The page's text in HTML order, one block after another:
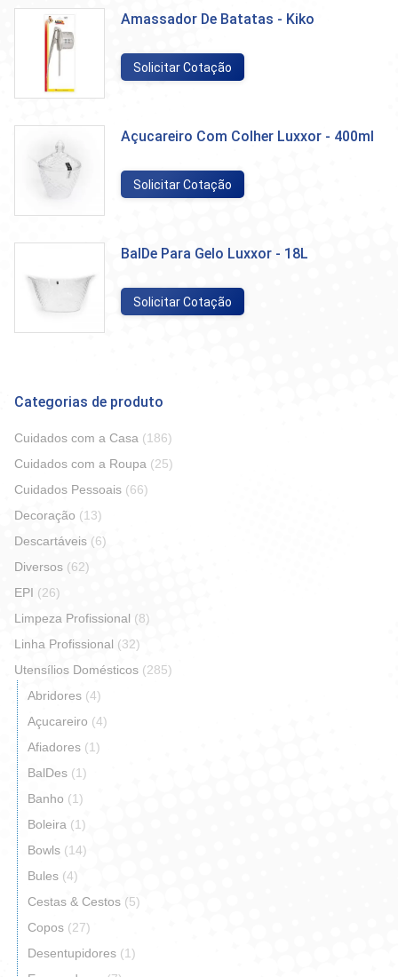
Amassador De Batatas - Kiko
Solicitar Cotação
Açucareiro Com Colher Luxxor - 400ml
Solicitar Cotação
BalDe Para Gelo Luxxor - 18L
Solicitar Cotação
Categorias de produto
Cuidados com a Casa (186)
Cuidados com a Roupa (25)
Cuidados Pessoais (66)
Decoração (13)
Descartáveis (6)
Diversos (62)
EPI (26)
Limpeza Profissional (8)
Linha Profissional (32)
Utensílios Domésticos (285)
Abridores (4)
Açucareiro (4)
Afiadores (1)
BalDes (1)
Banho (1)
Boleira (1)
Bowls (14)
Bules (4)
Cestas & Cestos (5)
Copos (27)
Desentupidores (1)